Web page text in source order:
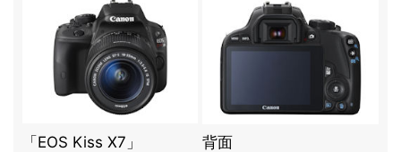
「EOS Kiss X7」 背面